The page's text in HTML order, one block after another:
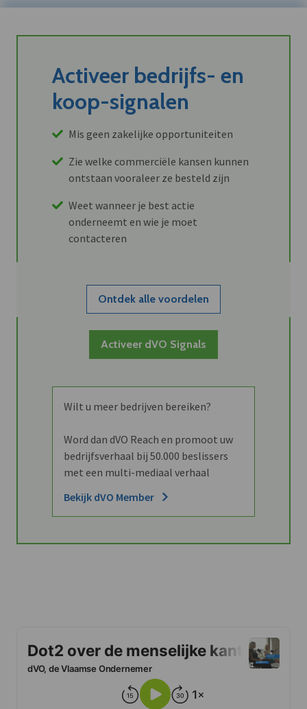
Activeer bedrijfs- en
koop-signalen
Mis geen zakelijke opportuniteiten
Zie welke commerciële kansen kunnen
ontstaan vooraleer ze besteld zijn
Weet wanneer je best actie
onderneemt en wie je moet
contacteren
Ontdek alle voordelen
Activeer dVO Signals
Wilt u meer bedrijven bereiken?
Word dan dVO Reach en promoot uw
bedrijfsverhaal bij 50.000 beslissers
met een multi-mediaal verhaal
Bekijk dVO Member